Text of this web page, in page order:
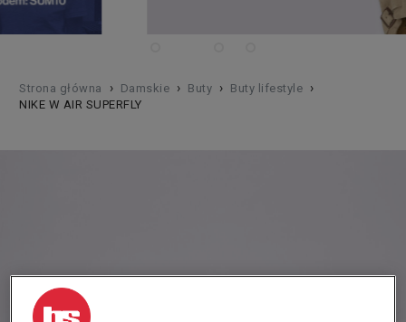
Strona główna › Damskie › Buty › Buty lifestyle ›
NIKE W AIR SUPERFLY